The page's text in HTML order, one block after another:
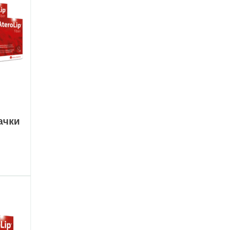
цена составляла €94.08.
цена: €32.94.